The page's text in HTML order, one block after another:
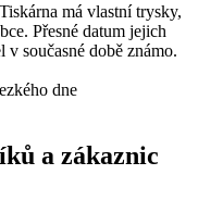
má vlastní trysky,
Přesné datum jejich
v současné době známo.
dne
a zákaznic